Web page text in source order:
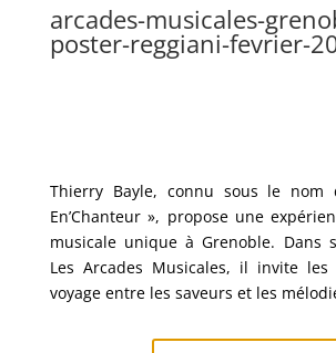
arcades-musicales-
poster-reggiani-fevrier-
Thierry Bayle, connu sous le nom
En’Chanteur », propose une
musicale unique à Grenoble. Dans
Les Arcades Musicales, il invite
voyage entre les saveurs et les